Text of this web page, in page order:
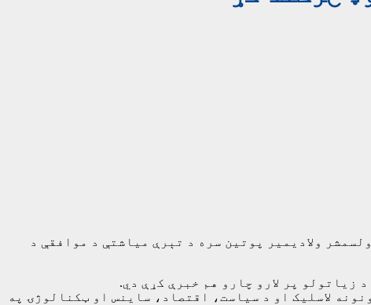
ولادیمیر پوتین سره د تېرې میاشتې د موافقې د
زیاتولو پر لارو چارو هم خبرې کړې دي.
هم د 2024 – 2025کلونو لپاره د راکړې ورکړې تړونونه لاسلیک او د سیاست، اقتصاد، ساینس او ټکنالوژۍ په